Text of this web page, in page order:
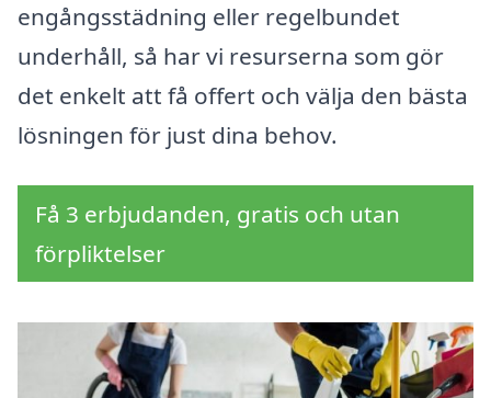
engångsstädning eller regelbundet
underhåll, så har vi resurserna som gör
det enkelt att få offert och välja den bästa
lösningen för just dina behov.
Få 3 erbjudanden, gratis och utan
förpliktelser